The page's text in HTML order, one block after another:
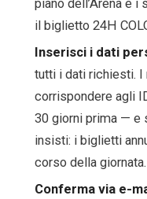
piano dell’Arena e
il biglietto 24H
Inserisci i dati
tutti i dati richiesti.
corrispondere agli
30 giorni prima — e
insisti: i biglietti
corso della giornata.
Conferma via e-